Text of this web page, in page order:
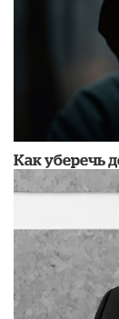
Как уберечь